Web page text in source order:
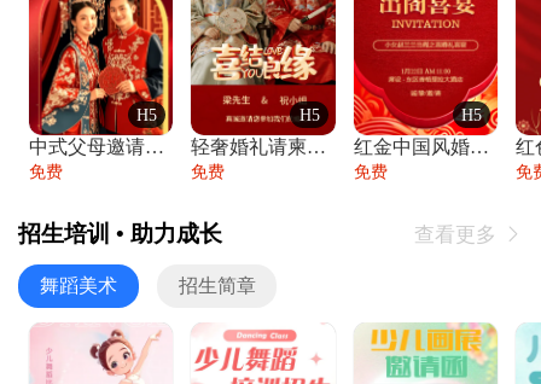
H5
中式父母邀请函婚礼结婚请柬请贴父母邀请方
免费
H5
轻奢婚礼请柬婚礼邀请函结婚照请帖
免费
H5
红金中国风婚礼请柬出阁喜宴嫁女请帖出阁宴
免费 免
招生培训 • 助力成长 查看更多 
舞蹈美术 招生简章